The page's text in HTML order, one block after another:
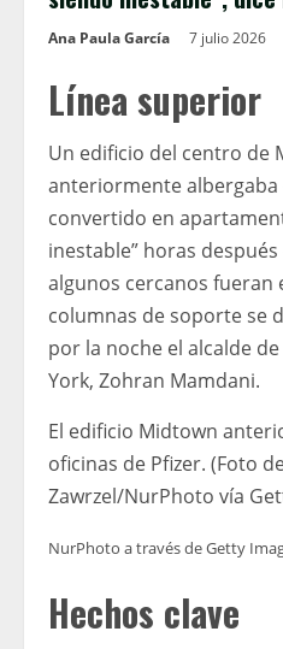
Ana Paula García 7 julio 2026
Línea superior
Un edificio del centro de
anteriormente albergaba
convertido en
inestable” horas
algunos cercanos fueran
columnas de soporte se
por la noche el alcalde
York, Zohran Mamdani.
El edificio Midtown
oficinas de Pfizer. (Foto
Zawrzel/NurPhoto vía
NurPhoto a través de Getty
Hechos clave